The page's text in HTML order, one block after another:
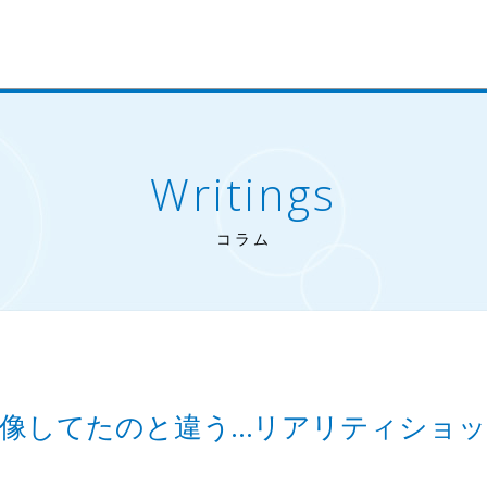
Writings
コラム
してたのと違う…リアリティショ